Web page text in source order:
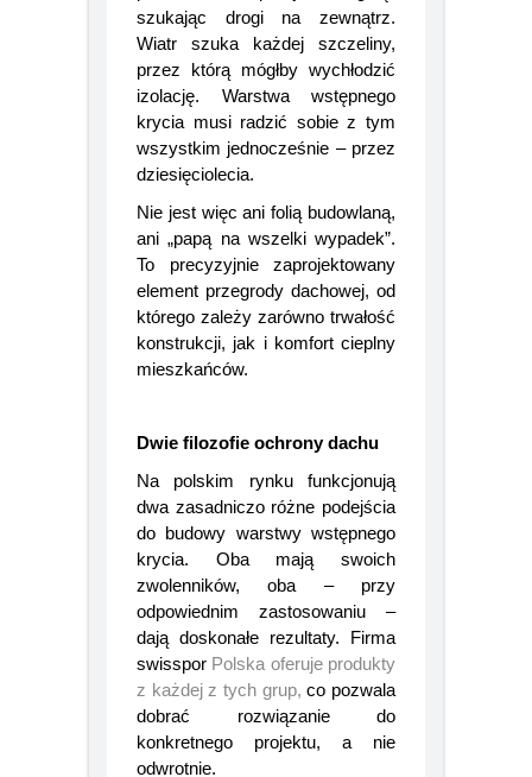
pomieszczeń paruje w górę,
szukając drogi na zewnątrz.
Wiatr szuka każdej szczeliny,
przez którą mógłby wychłodzić
izolację. Warstwa wstępnego
krycia musi radzić sobie z tym
wszystkim jednocześnie – przez
Nie jest więc ani folią budowlaną,
ani „papą na wszelki wypadek”.
To precyzyjnie zaprojektowany
element przegrody dachowej, od
którego zależy zarówno trwałość
konstrukcji, jak i komfort cieplny
Na polskim rynku funkcjonują
dwa zasadniczo różne podejścia
do budowy warstwy wstępnego
krycia. Oba mają swoich
zwolenników, oba – przy
odpowiednim zastosowaniu –
dają doskonałe rezultaty. Firma
swissporPolska oferuje produkty
z każdej z tych grup,co pozwala
dobrać rozwiązanie do
konkretnego projektu, a nie